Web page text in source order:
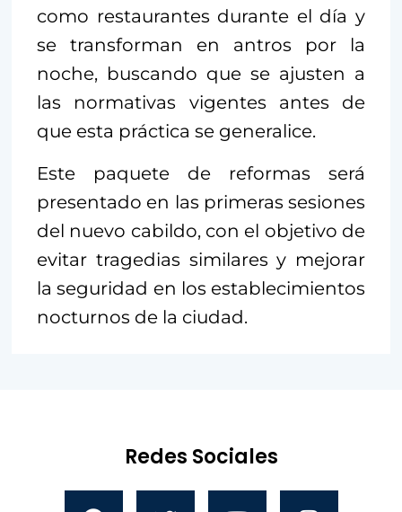
como restaurantes durante el día y
se transforman en antros por la
noche, buscando que se ajusten a
las normativas vigentes antes de
que esta práctica se generalice.
Este paquete de reformas será
presentado en las primeras sesiones
del nuevo cabildo, con el objetivo de
evitar tragedias similares y mejorar
la seguridad en los establecimientos
nocturnos de la ciudad.
Redes Sociales